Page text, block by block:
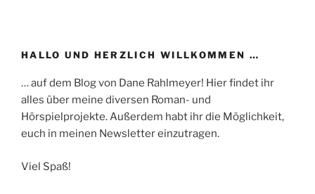
HALLO UND HERZLICH WILLKOMMEN …
… auf dem Blog von Dane Rahlmeyer! Hier findet ihr
alles über meine diversen Roman- und
Hörspielprojekte. Außerdem habt ihr die Möglichkeit,
euch in meinen Newsletter einzutragen.
Viel Spaß!